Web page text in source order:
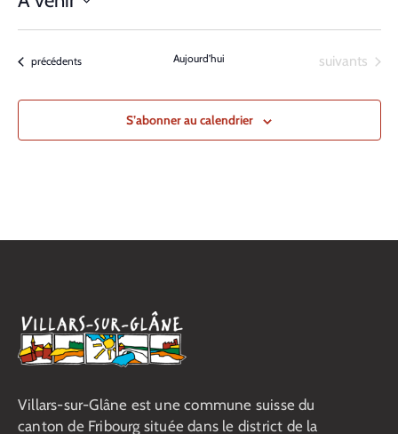
Sélectionnez
date.
Évènements
précédents Aujourd’hui Évènements
suivants
S’abonner au calendrier
Villars-sur-Glâne est une commune suisse du
canton de Fribourg située dans le district de la